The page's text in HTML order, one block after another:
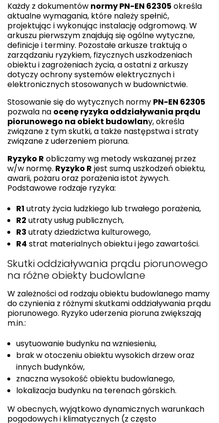
Każdy z dokumentów normy PN-EN 62305 określa
aktualne wymagania, które należy spełnić,
projektując i wykonując instalację odgromową. W
arkuszu pierwszym znajdują się ogólne wytyczne,
definicje i terminy. Pozostałe arkusze traktują o
zarządzaniu ryzykiem, fizycznych uszkodzeniach
obiektu i zagrożeniach życia, a ostatni z arkuszy
dotyczy ochrony systemów elektrycznych i
elektronicznych stosowanych w budownictwie.
Stosowanie się do wytycznych normy PN-EN 62305
pozwala na ocenę ryzyka oddziaływania prądu
piorunowego na obiekt budowlany, określa
związane z tym skutki, a także następstwa i straty
związane z uderzeniem pioruna.
Ryzyko R obliczamy wg metody wskazanej przez
w/w normę. Ryzyko R jest sumą uszkodzeń obiektu,
awarii, pożaru oraz porażenia istot żywych.
Podstawowe rodzaje ryzyka:
R1 utraty życia ludzkiego lub trwałego porażenia,
R2 utraty usług publicznych,
R3 utraty dziedzictwa kulturowego,
R4 strat materialnych obiektu i jego zawartości.
Skutki oddziaływania prądu piorunowego
na różne obiekty budowlane
W zależności od rodzaju obiektu budowlanego mamy
do czynienia z różnymi skutkami oddziaływania prądu
piorunowego. Ryzyko uderzenia pioruna zwiększają
m.in.:
usytuowanie budynku na wzniesieniu,
brak w otoczeniu obiektu wysokich drzew oraz
innych budynków,
znaczna wysokość obiektu budowlanego,
lokalizacja budynku na terenach górskich.
W obecnych, wyjątkowo dynamicznych warunkach
pogodowych i klimatycznych (z często